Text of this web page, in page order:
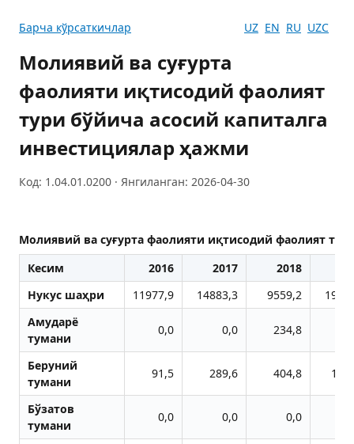
Барча кўрсаткичлар UZ EN RU UZC
Молиявий ва суғурта
фаолияти иқтисодий фаолият
тури бўйича асосий капиталга
инвестициялар ҳажми
Код: 1.04.01.0200 · Янгиланган: 2026-04-30
Молиявий ва суғурта фаолияти иқтисодий фаолият
Кесим
2016 2017 2018
Нукус шаҳри
11977,9 14883,3 9559,2
Aмударё
тумани
0,0 0,0 234,8
Беруний
тумани
91,5 289,6 404,8
Бўзатов
тумани
0,0 0,0 0,0